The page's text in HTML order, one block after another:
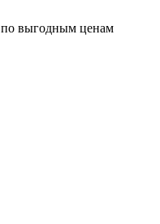
выгодным ценам